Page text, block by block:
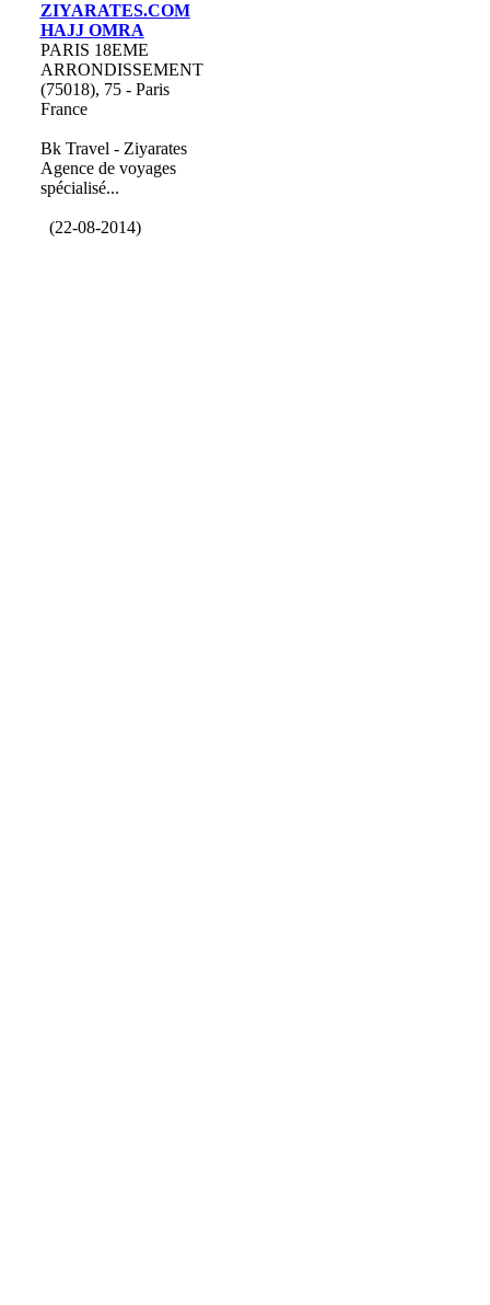
ZIYARATES.COM
HAJJ OMRA
PARIS 18EME
ARRONDISSEMENT
(75018), 75 - Paris
France
Bk Travel - Ziyarates
Agence de voyages
spécialisé...
(22-08-2014)